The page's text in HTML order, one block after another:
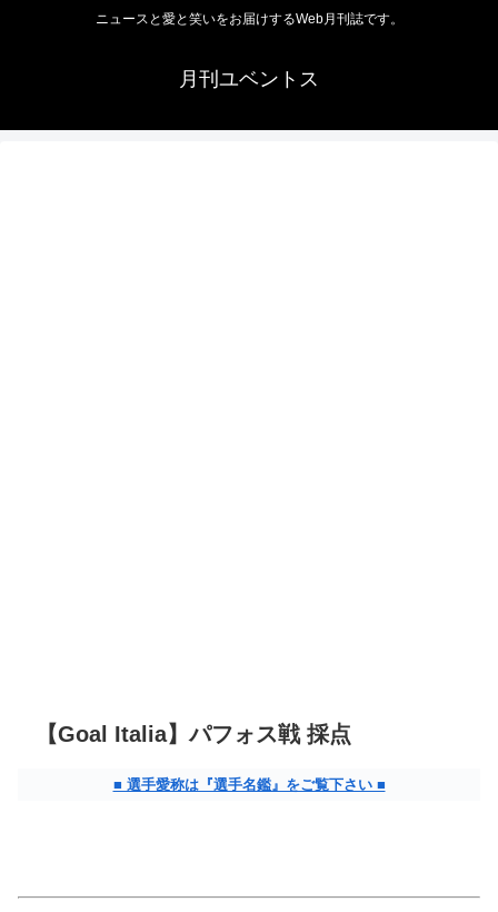
ニュースと愛と笑いをお届けするWeb月刊誌です。
月刊ユベントス
【Goal Italia】パフォス戦 採点
■ 選手愛称は『選手名鑑』をご覧下さい ■